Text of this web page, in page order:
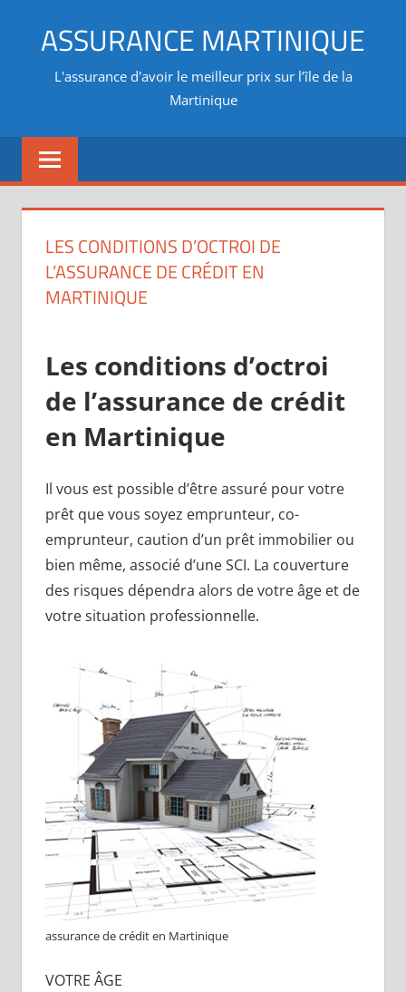
ASSURANCE MARTINIQUE
L'assurance d'avoir le meilleur prix sur l’île de la
Martinique
LES CONDITIONS D’OCTROI DE
L’ASSURANCE DE CRÉDIT EN
MARTINIQUE
Les conditions d’octroi
de l’assurance de crédit
en Martinique
Il vous est possible d’être assuré pour votre
prêt que vous soyez emprunteur, co-
emprunteur, caution d’un prêt immobilier ou
bien même, associé d’une SCI. La couverture
des risques dépendra alors de votre âge et de
votre situation professionnelle.
assurance de crédit en Martinique
VOTRE ÂGE